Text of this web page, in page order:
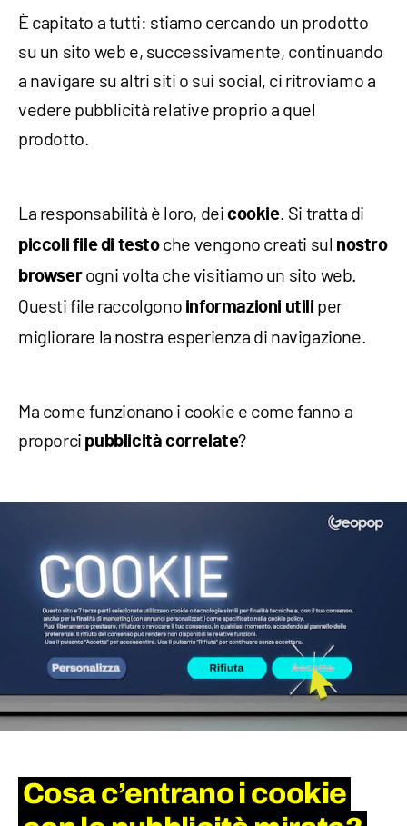
È capitato a tutti: stiamo cercando un prodotto
su un sito web e, successivamente, continuando
a navigare su altri siti o sui social, ci ritroviamo a
vedere pubblicità relative proprio a quel
prodotto.
La responsabilità è loro, dei cookie. Si tratta di
piccoli file di testoche vengono creati sul nostro
browserogni volta che visitiamo un sito web.
Questi file raccolgono informazioni utili per
migliorare la nostra esperienza di navigazione.
Ma come funzionano i cookie e come fanno a
proporci pubblicità correlate?
Cosa c’entrano i cookie